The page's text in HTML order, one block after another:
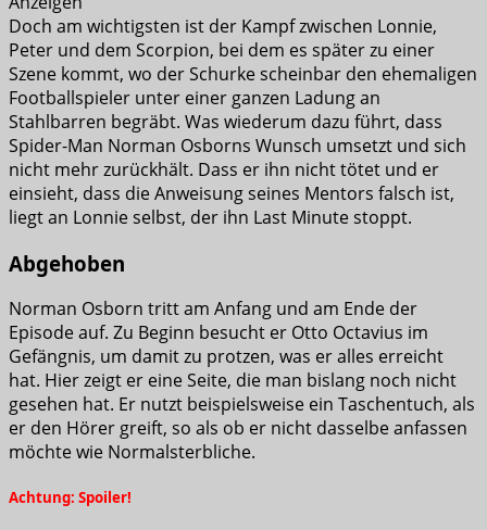
Doch am wichtigsten ist der Kampf zwischen Lonnie,
Peter und dem Scorpion, bei dem es später zu einer
Szene kommt, wo der Schurke scheinbar den ehemaligen
Footballspieler unter einer ganzen Ladung an
Stahlbarren begräbt. Was wiederum dazu führt, dass
Spider-Man Norman Osborns Wunsch umsetzt und sich
nicht mehr zurückhält. Dass er ihn nicht tötet und er
einsieht, dass die Anweisung seines Mentors falsch ist,
liegt an Lonnie selbst, der ihn Last Minute stoppt.
Abgehoben
Norman Osborn tritt am Anfang und am Ende der
Episode auf. Zu Beginn besucht er Otto Octavius im
Gefängnis, um damit zu protzen, was er alles erreicht
hat. Hier zeigt er eine Seite, die man bislang noch nicht
gesehen hat. Er nutzt beispielsweise ein Taschentuch, als
er den Hörer greift, so als ob er nicht dasselbe anfassen
möchte wie Normalsterbliche.
Achtung: Spoiler!